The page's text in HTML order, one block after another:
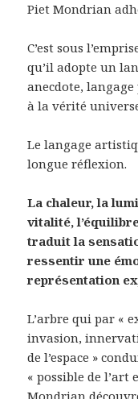
Piet Mondrian
C’est sous
qu’il adopte un
anecdote,
à la vérité
Le langage
longue réflexion.
La chaleur, la
vitalité,
traduit la
ressentir une
représentation
L’arbre qui par «
invasion,
de l’espace »
« possible de l’art